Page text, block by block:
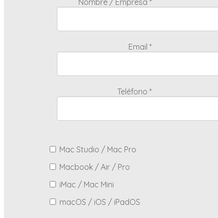
Nombre / Empresa *
Email *
Teléfono *
Mac Studio / Mac Pro
Macbook / Air / Pro
iMac / Mac Mini
macOS / iOS / iPadOS